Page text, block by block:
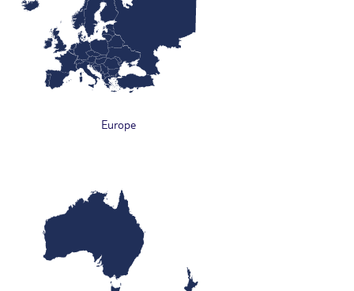
Europe